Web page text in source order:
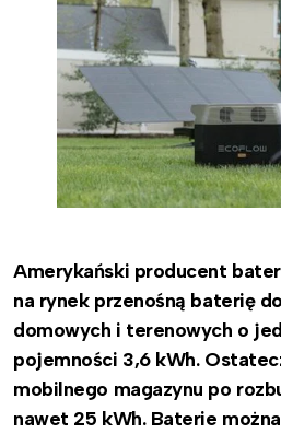
Amerykański producent
na rynek przenośną baterię
domowych i terenowych o
pojemności 3,6 kWh.
mobilnego magazynu po
nawet 25 kWh. Baterie można